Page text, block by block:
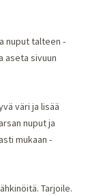
nuput talteen -
aseta sivuun
väri ja lisää
nuput ja
mukaan -
Tarjoile.